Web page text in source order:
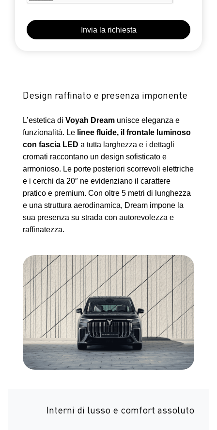
Design raffinato e presenza imponente
L’estetica di Voyah Dream unisce eleganza e
funzionalità. Le linee fluide, il frontale luminoso
con fascia LED a tutta larghezza e i dettagli
cromati raccontano un design sofisticato e
armonioso. Le porte posteriori scorrevoli elettriche
e i cerchi da 20″ ne evidenziano il carattere
pratico e premium. Con oltre 5 metri di lunghezza
e una struttura aerodinamica, Dream impone la
sua presenza su strada con autorevolezza e
raffinatezza.
Interni di lusso e comfort assoluto